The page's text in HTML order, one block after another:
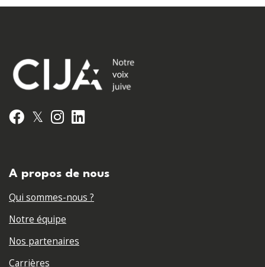
Facebook
𝕏 Instagram
A propos de nous
Qui sommes-nous ?
Notre équipe
Nos partenaires
Carrières